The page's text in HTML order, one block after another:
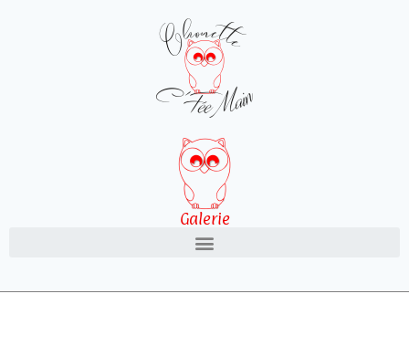
Galerie